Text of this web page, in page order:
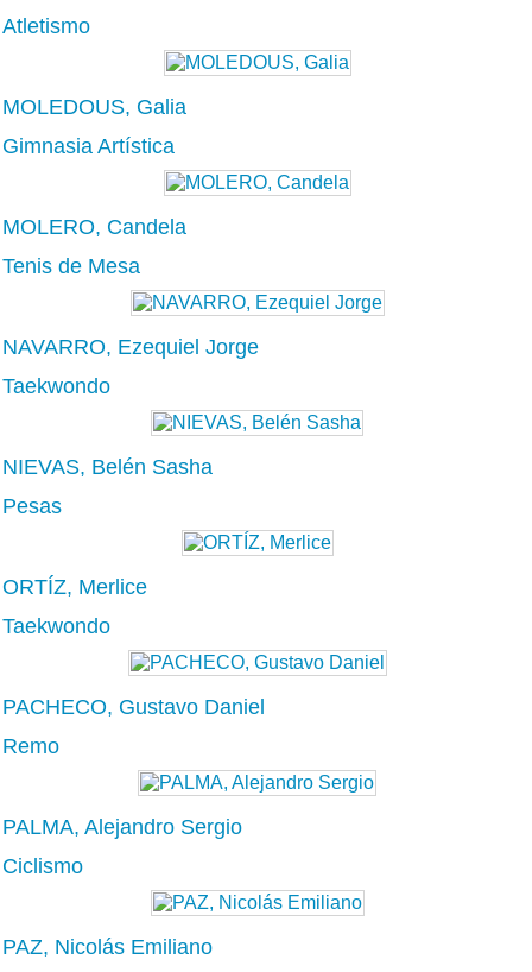
Atletismo
MOLEDOUS, Galia
Gimnasia Artística
MOLERO, Candela
Tenis de Mesa
NAVARRO, Ezequiel Jorge
Taekwondo
NIEVAS, Belén Sasha
Pesas
ORTÍZ, Merlice
Taekwondo
PACHECO, Gustavo Daniel
Remo
PALMA, Alejandro Sergio
Ciclismo
PAZ, Nicolás Emiliano